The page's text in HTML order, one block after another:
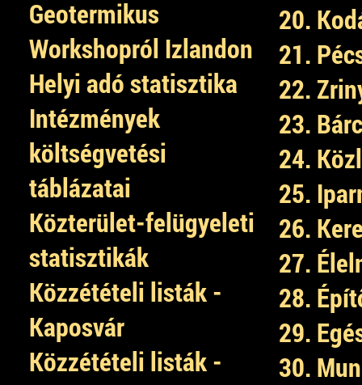
Geotermikus
Workshopról Izlandon
Helyi adó statisztika
Intézmények
költségvetési
táblázatai
Közterület-felügyeleti
statisztikák
Közzétételi listák -
Kaposvár
Közzétételi listák -
20.
21.
22.
23.
24.
25.
26.
27.
28.
29.
30.